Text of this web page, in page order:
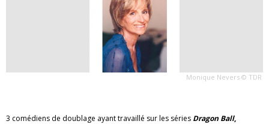
Monique Nevers © TDR
3 comédiens de doublage ayant travaillé sur les séries Dragon Ball,